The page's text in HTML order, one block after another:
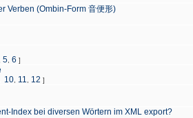
Verben (Ombin-Form 音便形)
5 6 ]
10 11 12 ]
Index bei diversen Wörtern im XML export?